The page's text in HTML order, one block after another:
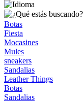
Botas
Fiesta
Mocasines
Mules
sneakers
Sandalias
Leather Things
Botas
Sandalias